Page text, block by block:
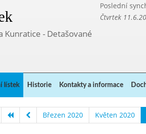
Poslední
Čtvrtek
Kunratice - Detašované
lístek Historie Kontakty a informace
Březen 2020 Květen 2020